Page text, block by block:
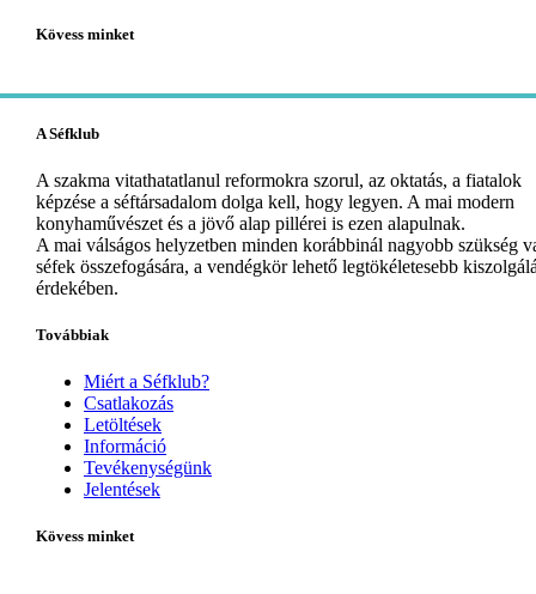
Kövess minket
A Séfklub
A szakma vitathatatlanul reformokra szorul, az oktatás, a fiatalok
képzése a séftársadalom dolga kell, hogy legyen. A mai modern
konyhaművészet és a jövő alap pillérei is ezen alapulnak.
A mai válságos helyzetben minden korábbinál nagyobb szükség
séfek összefogására, a vendégkör lehető legtökéletesebb
érdekében.
Továbbiak
Miért a Séfklub?
Csatlakozás
Letöltések
Információ
Tevékenységünk
Jelentések
Kövess minket